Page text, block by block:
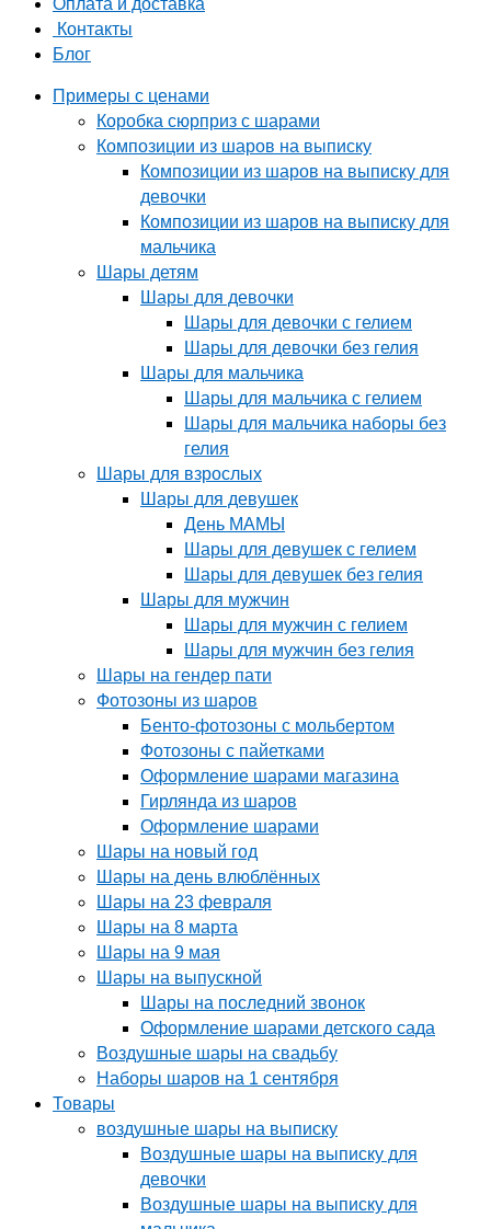
Контакты
Блог
Примеры с ценами
Коробка сюрприз с шарами
Композиции из шаров на выписку
Композиции из шаров на выписку для
девочки
Композиции из шаров на выписку для
мальчика
Шары детям
Шары для девочки
Шары для девочки с гелием
Шары для девочки без гелия
Шары для мальчика
Шары для мальчика с гелием
Шары для мальчика наборы без
гелия
Шары для взрослых
Шары для девушек
День МАМЫ
Шары для девушек с гелием
Шары для девушек без гелия
Шары для мужчин
Шары для мужчин с гелием
Шары для мужчин без гелия
Шары на гендер пати
Фотозоны из шаров
Бенто-фотозоны с мольбертом
Фотозоны с пайетками
Оформление шарами магазина
Гирлянда из шаров
Оформление шарами
Шары на новый год
Шары на день влюблённых
Шары на 23 февраля
Шары на 8 марта
Шары на 9 мая
Шары на выпускной
Шары на последний звонок
Оформление шарами детского сада
Воздушные шары на свадьбу
Наборы шаров на 1 сентября
Товары
воздушные шары на выписку
Воздушные шары на выписку для
девочки
Воздушные шары на выписку для